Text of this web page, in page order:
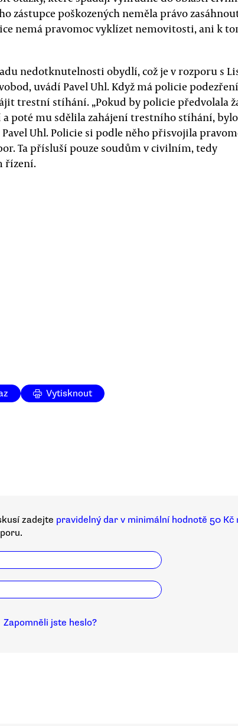
zástupce poškozených neměla právo
nemá pravomoc vyklízet nemovitosti, ani k
nedotknutelnosti obydlí, což je v rozporu s
uvádí Pavel Uhl. Když má policie
trestní stíhání. „Pokud by policie předvolala
poté mu sdělila zahájení trestního stíhání,
Uhl. Policie si podle něho přisvojila
Ta přísluší pouze soudům v civilním, tedy
řízení.
Vytisknout
zadejte pravidelný dar v minimální hodnotě 50 Kč
Zapomněli jste heslo?